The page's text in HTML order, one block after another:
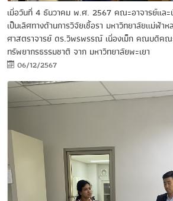
เมื่อวันที่ 4 ธันวาคม พ.ศ. 2567 คณะอาจารย์แล
เป็นเลิศทางด้านการวิจัยเชื้อรา มหาวิทยาลัยแม่ฟ้า
ศาสตราจารย์ ดร.วิพรพรรณ์ เนื่องเม็ก คณบดีคณ
ทรัพยากรธรรมชาติ จาก มหาวิทยาลัยพะเยา
06/12/2567